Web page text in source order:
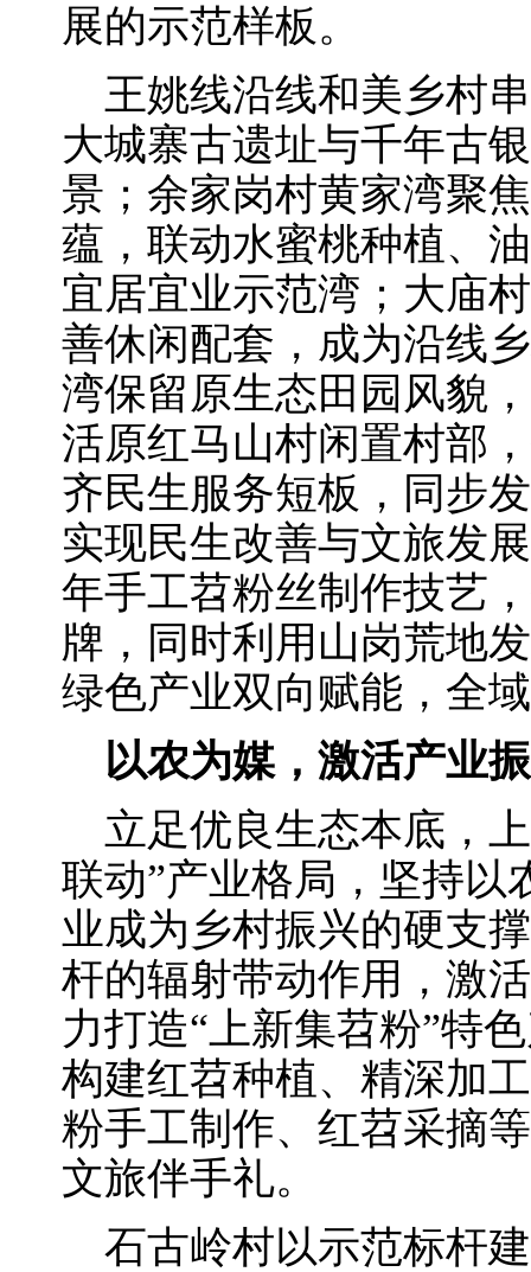
展的示范样板。
王姚线沿线和美乡村
大城寨古遗址与千年古
景；余家岗村黄家湾聚
蕴，联动水蜜桃种植、
宜居宜业示范湾；大庙
善休闲配套，成为沿线
湾保留原生态田园风貌
活原红马山村闲置村部
齐民生服务短板，同步
实现民生改善与文旅发
年手工苕粉丝制作技艺
牌，同时利用山岗荒地
绿色产业双向赋能，全
以农为媒，激活产业
立足优良生态本底，
联动”产业格局，坚持以
业成为乡村振兴的硬支
杆的辐射带动作用，激
力打造“上新集苕粉”特
构建红苕种植、精深加
粉手工制作、红苕采摘
文旅伴手礼。
石古岭村以示范标杆